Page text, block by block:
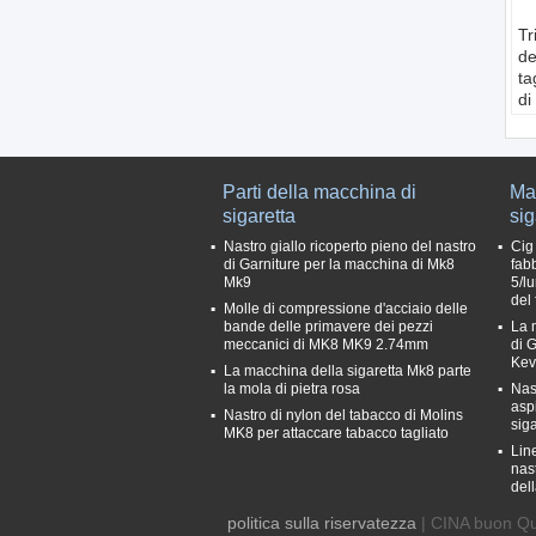
di
Parti della macchina di
sigaretta
Nastro giallo ricoperto pieno del nastro
di Garniture per la macchina di Mk8
Mk9
Molle di compressione d'acciaio delle
bande delle primavere dei pezzi
meccanici di MK8 MK9 2.74mm
La macchina della sigaretta Mk8 parte
la mola di pietra rosa
Nastro di nylon del tabacco di Molins
MK8 per attaccare tabacco tagliato
Cig
5/
del
La
di
politica sulla riservatezza | CINA buon